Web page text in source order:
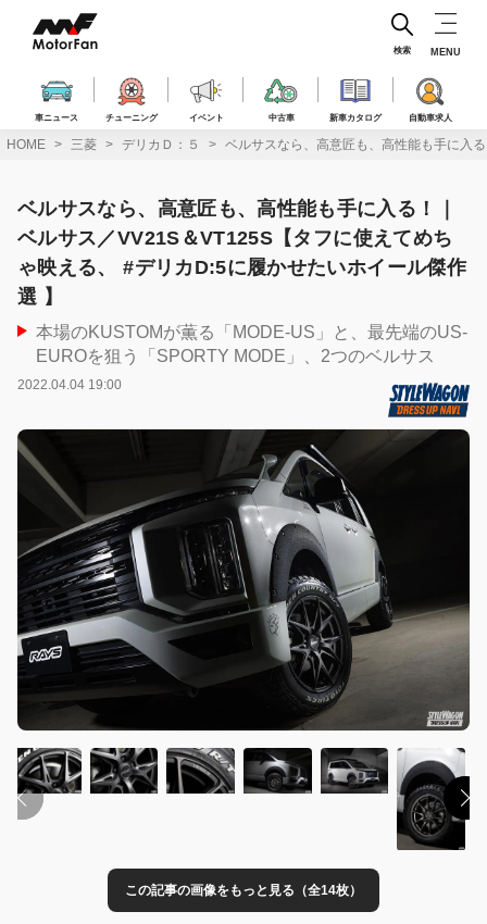
ス
車ニュース チューニング イベント 中古車 新車カタログ 自動車求人
検索 MENU
HOME 三菱 デリカＤ：５ ベルサスなら、高意匠も、高性能も手に入
ベルサスなら、高意匠も、高性能も手に入る！｜
ベルサス／VV21S＆VT125S【タフに使えてめち
ゃ映える、 #デリカD:5に履かせたいホイール傑作
選 】
本場のKUSTOMが薫る「MODE-US」と、最先端のUS-
EUROを狙う「SPORTY MODE」、2つのベルサス
2022.04.04 19:00
この記事の画像をもっと見る（全14枚）